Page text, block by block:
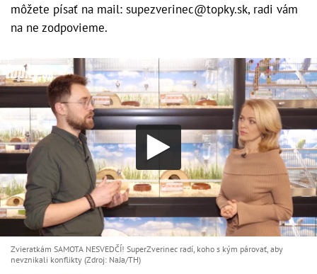
môžete písať na mail: supezverinec@topky.sk, radi vám
na ne zodpovieme.
Zvieratkám SAMOTA NESVEDČÍ! SuperZverinec radí, koho s kým párovať, aby
nevznikali konflikty (Zdroj: NaJa/TH)